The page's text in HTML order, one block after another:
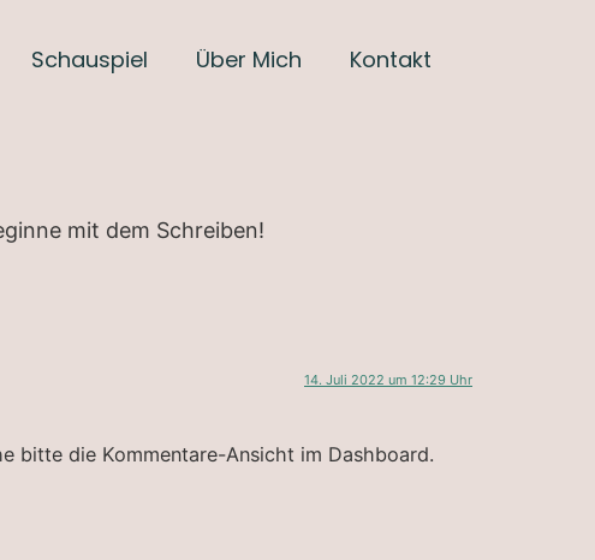
Schauspiel Über Mich Kontakt
mit dem Schreiben!
14. Juli 2022 um 12:29 Uhr
bitte die Kommentare-Ansicht im Dashboard.